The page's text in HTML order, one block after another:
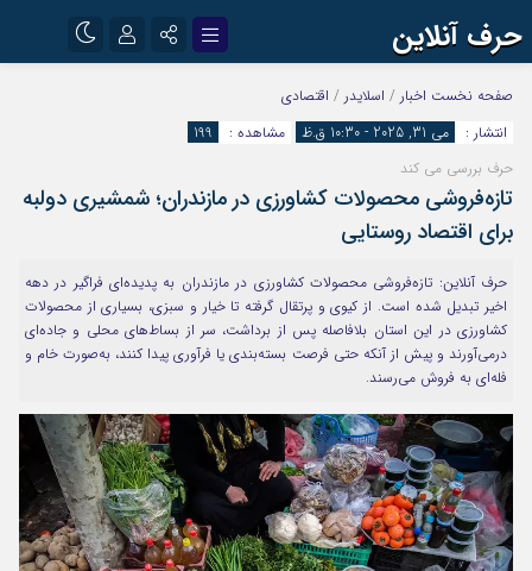
حرف آنلاین
اینستاگرام
آپارات
رمز عبور
مرا به خاطر بسپار
صفحه نخست اخبار / اسلایدر / اقتصادی
انتشار :
می 31, 2025 - 10:30 ق.ظ مشاهده :
199
حرف بررسی می کند
تازه‌فروشی محصولات کشاورزی در مازندران؛ شمشیری دولبه
برای اقتصاد روستایی
حرف آنلاین: تازه‌فروشی محصولات کشاورزی در مازندران به پدیده‌ای فراگیر در دهه
اخیر تبدیل شده است. از کیوی و پرتقال گرفته تا خیار و سبزی، بسیاری از محصولات
کشاورزی در این استان بلافاصله پس از برداشت، سر از بساط‌های محلی و جاده‌ای
درمی‌آورند و پیش از آنکه حتی فرصت بسته‌بندی یا فرآوری پیدا کنند، به‌صورت خام و
فله‌ای به فروش می‌رسند.